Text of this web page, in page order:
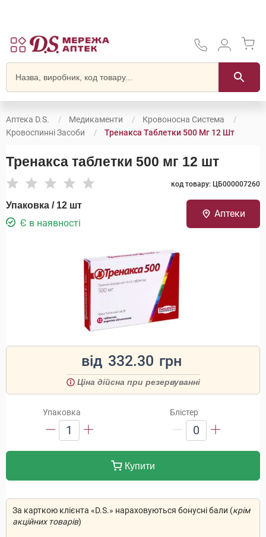
Аптека D.S. Медикаменти
Кровоносна Система
Кровоспинні Засоби
Тренакса Таблетки 500 Мг 12 Шт
Тренакса таблетки 500 мг 12 шт
код товару: ЦБ000007260
Упаковка / 12 шт
Є в наявності
Аптеки
від 332.30 грн
Ціна дійсна при резервуванні
Упаковка
1
Блістер
0
Купити
За карткою клієнта «D.S.» нараховуються бонусні бали (крім
акційних товарів)